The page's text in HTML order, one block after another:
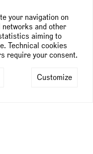
your navigation on
and other
aiming to
Technical cookies
require your consent.
Customize
d'«
archéologique et
suivant une
jusque dans la
revivre aux visiteurs
et deL'Odyssée.
en images, avec